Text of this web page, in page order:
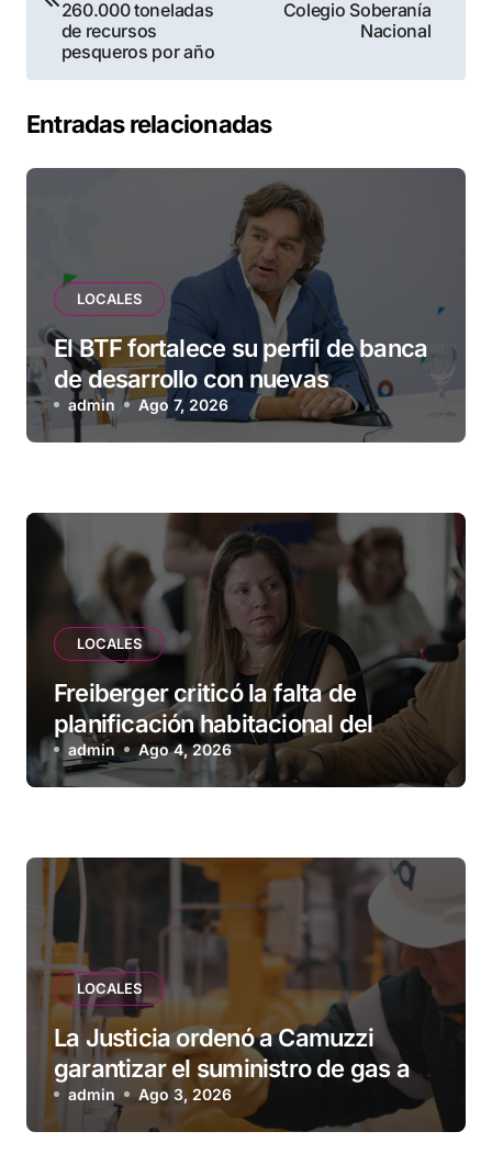
entradas
260.000 toneladas
de recursos
pesqueros por año
Colegio Soberanía
Nacional
Entradas relacionadas
LOCALES
El BTF fortalece su perfil de banca
de desarrollo con nuevas
herramientas para familias y
empresas
admin Ago 7, 2026
LOCALES
Freiberger criticó la falta de
planificación habitacional del
Municipio: “Vuoto deja afuera a
vecinos que llevan más de 20 años
admin Ago 4, 2026
LOCALES
La Justicia ordenó a Camuzzi
garantizar el suministro de gas a
una familia de Tolhuin
admin Ago 3, 2026